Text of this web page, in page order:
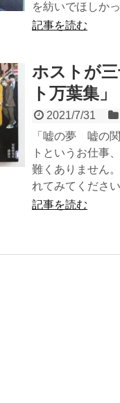
を紡いでほしか
記事を読む
ホストが
ト万葉集」
2021/7/31
「嘘の夢 嘘の
トというお仕事
難くありません
れてみてください
記事を読む